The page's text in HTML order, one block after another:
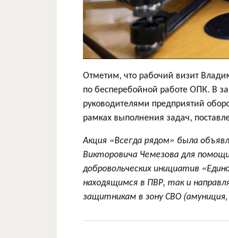
Отметим, что рабочий визит
по бесперебойной работе ОПК. В
руководителями предприятий
рамках выполнения задач,
Акция «Всегда рядом» была
Викторовича Чемезова для
добровольческих инициатив
находящимся в ПВР, так и
защитникам в зону СВО